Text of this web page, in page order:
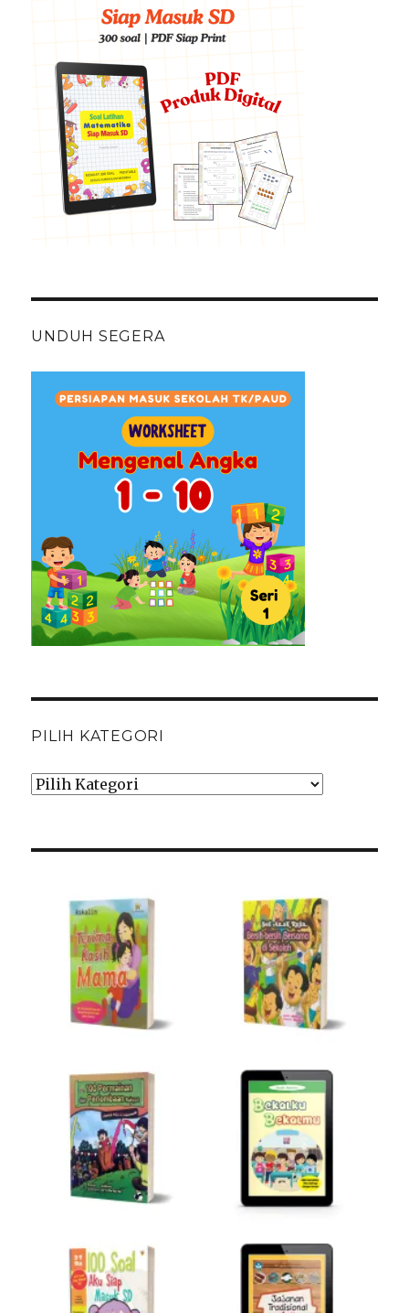
UNDUH SEGERA
PILIH KATEGORI
Pilih